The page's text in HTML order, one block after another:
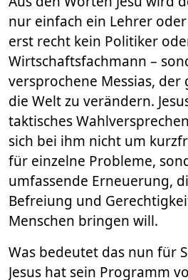
nur einfach ein Lehrer
erst recht kein Politiker
Wirtschaftsfachmann –
versprochene Messias,
die Welt zu verändern.
taktisches
sich bei ihm nicht um
für einzelne Probleme,
umfassende Erneuerung,
Befreiung und
Menschen bringen will.
Was bedeutet das nun für
Jesus hat sein Programm